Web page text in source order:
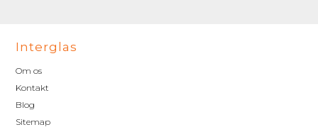
Interglas
Om os
Kontakt
Blog
Sitemap